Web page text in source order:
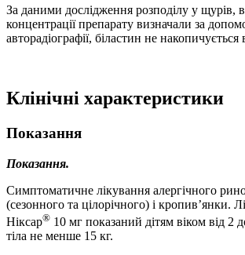
За даними дослідження розподілу у щурів,
концентрації препарату визначали за
авторадіографії, біластин не
Клінічні характеристики
Показання
Показання.
Симптоматичне лікування алергічного
(сезонного та цілорічного) і кропив’янки.
Ніксар® 10 мг показаний дітям віком від 2
тіла не менше 15 кг.